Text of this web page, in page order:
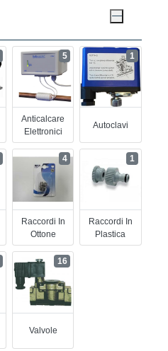
Anticalcare
Elettronici
5
Autoclavi
1
Raccordi In
Ottone
4
Raccordi In
Plastica
1
Valvole
16